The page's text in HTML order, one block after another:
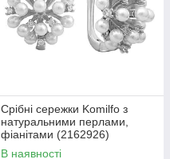
Срібні сережки Komilfo з
натуральними перлами,
фіанітами (2162926)
В наявності